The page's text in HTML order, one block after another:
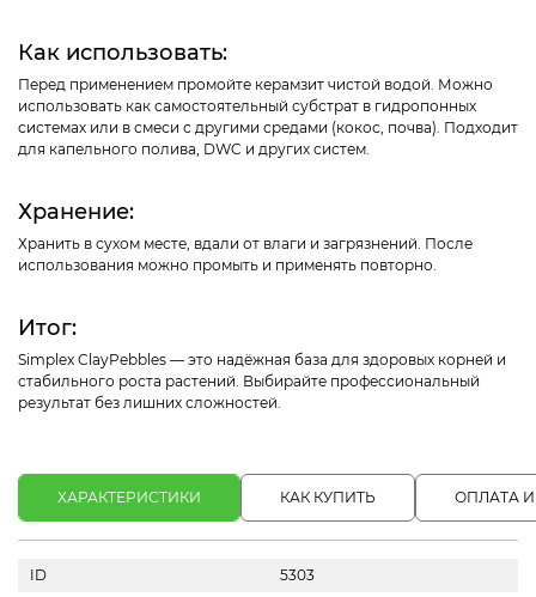
Как использовать:
Перед применением промойте керамзит чистой водой. Можно
использовать как самостоятельный субстрат в гидропонных
системах или в смеси с другими средами (кокос, почва). Подходит
для капельного полива, DWC и других систем.
Хранение:
Хранить в сухом месте, вдали от влаги и загрязнений. После
использования можно промыть и применять повторно.
Итог:
Simplex ClayPebbles — это надёжная база для здоровых корней и
стабильного роста растений. Выбирайте профессиональный
результат без лишних сложностей.
ХАРАКТЕРИСТИКИ КАК КУПИТЬ ОПЛАТА
ID
5303